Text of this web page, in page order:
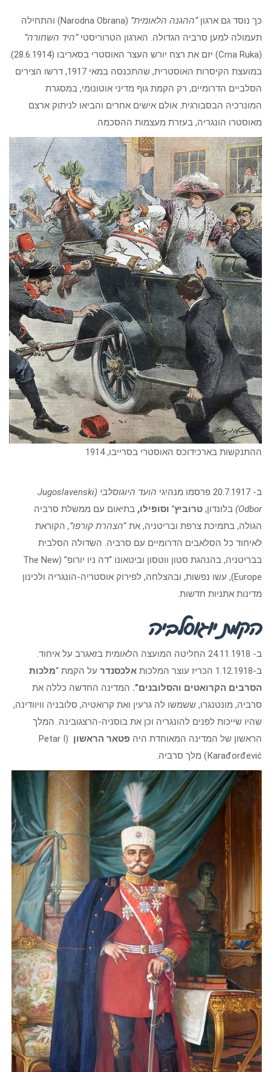
כך נוסד גם ארגון “ההגנה הלאומית”
(Narodna Obrana) והתחילה
תעמולה למען סרביה הגדולה. הארגון הטרוריסטי“היד השחורה”
(Crna Ruka) יזם את רצח יורש העצר האוסטרי בסאריבו (28.6.1914).
במועצת הקיסרות האוסטרית, שהתכנסה במאי 1917, דרשו הצירים
הסלביים הדרומיים, רק הקמת גוף מדיני אוטונומי, במסגרת
המונרכיה הבסבורגית. אולם אישים אחרים והביאו לניתוק ארצם
מאוסטרו הונגריה, בעזרת מעצמות ההסכמה.
ההתנקשות בארכידוכס האוסטרי בסרייבו, 1914
ב- 20.7.1917 פרסמו מנהיגי הועד היוגוסלבי (Jugoslavenski
Odbor
) בלונדון, טרוביץ’ וסופילו, בתיאום עם ממשלת סרביה
הגולה, בתמיכת צרפת ובריטניה, את “הצהרת קורפו”, הקוראת
לאיחוד כל הסלאבים הדרומיים עם סרביה. השדולה הסלבית
בבריטניה, בהנהגת סטון ווטסון וביטאונו “דה ניו יורופ” (The New
Europe), עשו נפשות, ובהצלחה, לפירוק אוסטריה-הונגריה ולכינון
מדינות אתניות חדשות.
הקמת יוגוסלביה
ב- 24.11.1918 החליטה המועצה הלאומית בזאגרב על איחוד.
ב-1.12.1918 הכריז עוצר המלכות
אלכסנדר על הקמת “מלכות
הסרבים הקרואטים והסלובנים”. המדינה החדשה כללה את
סרביה, מונטנגרו, ששמשו לה גרעין ואת קרואטיה, סלובניה וויוודינה,
שהיו שייכות לפנים להונגריה וכן את בוסניה-הרצגובינה. המלך
הראשון של המדינה המאוחדת היה פטאר הראשון
(Petar I
Кarađorđević) מלך סרביה.